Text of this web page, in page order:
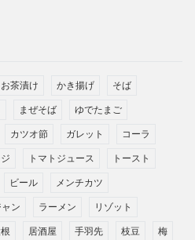
お茶漬け かき揚げ そば
まぜそば ゆでたまご
カツオ節 ガレット コーラ
トマトジュース トースト
ビール メンチカツ
ン ラーメン リゾット
居酒屋 手羽先 枝豆 梅